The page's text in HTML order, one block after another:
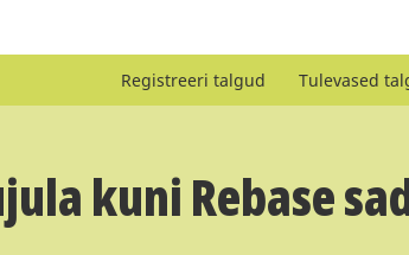
Registreeri talgud Tulevased
kuni Rebase